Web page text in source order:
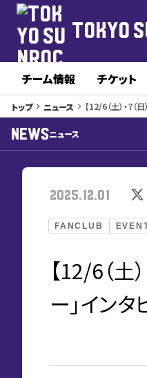
TOKYO
チーム情報 チケット
トップkeyboard_arrow_right ニュース keyboard_arrow_right 【12/6（土）・7
NEWSニュース
FANCLUB
2025.12.01
【12/6（
ー」イン